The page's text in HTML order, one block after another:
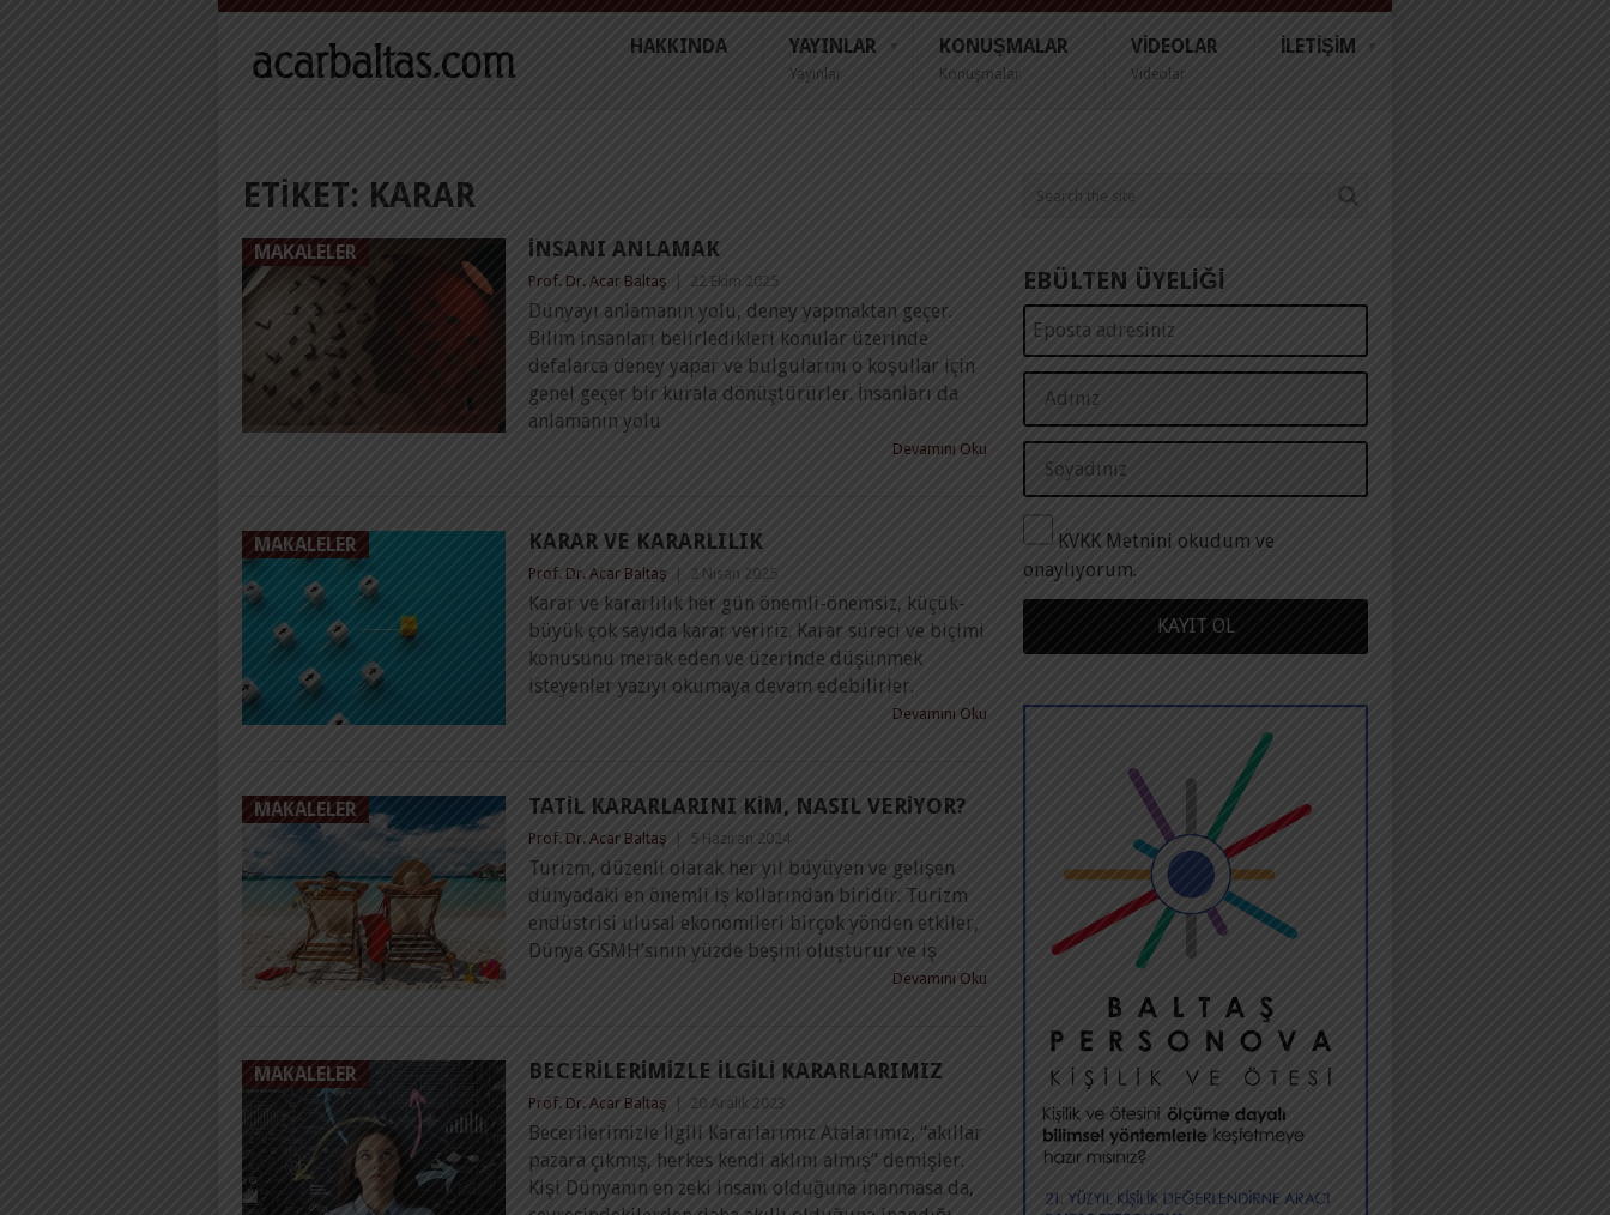
HAKKINDA YAYINLAR
Yayınlar
KONUŞMALAR
Konuşmalar
VIDEOLAR
Videolar
İLETIŞIM
ETIKET: KARAR
MAKALELER İNSANI ANLAMAK
Prof. Dr. Acar Baltaş 22 Ekim 2025
Dünyayı anlamanın yolu, deney yapmaktan geçer.
Bilim insanları belirledikleri konular üzerinde
defalarca deney yapar ve bulgularını o koşullar için
genel geçer bir kurala dönüştürürler. İnsanları da
anlamanın yolu
Devamını Oku
MAKALELER KARAR VE KARARLILIK
Prof. Dr. Acar Baltaş 2 Nisan 2025
Karar ve kararlılık her gün önemli-önemsiz, küçük-
büyük çok sayıda karar veririz. Karar süreci ve biçimi
konusunu merak eden ve üzerinde düşünmek
isteyenler yazıyı okumaya devam edebilirler.
Devamını Oku
MAKALELER TATIL KARARLARINI KIM, NASIL VERIYOR?
Prof. Dr. Acar Baltaş 5 Haziran 2024
Turizm, düzenli olarak her yıl büyüyen ve gelişen
dünyadaki en önemli iş kollarından biridir. Turizm
endüstrisi ulusal ekonomileri birçok yönden etkiler,
Dünya GSMH’sının yüzde beşini oluşturur ve iş
Devamını Oku
MAKALELER BECERILERIMIZLE İLGILI KARARLARIMIZ
Prof. Dr. Acar Baltaş 20 Aralık 2023
Becerilerimizle İlgili Kararlarımız Atalarımız, “akıllar
pazara çıkmış, herkes kendi aklını almış” demişler.
Kişi Dünyanın en zeki insanı olduğuna inanmasa da,
EBÜLTEN ÜYELİĞİ
KVKK Metnini okudum ve
onaylıyorum.